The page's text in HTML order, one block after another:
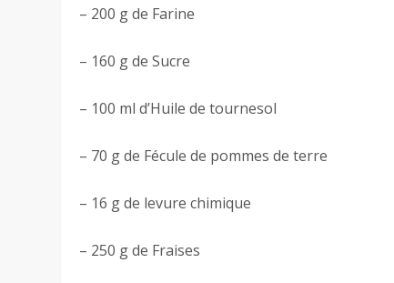
– 200 g de Farine
– 160 g de Sucre
– 100 ml d’Huile de tournesol
– 70 g de Fécule de pommes de terre
– 16 g de levure chimique
– 250 g de Fraises